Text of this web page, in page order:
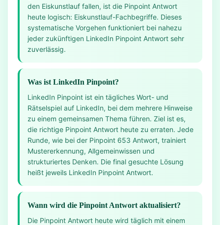
den Eiskunstlauf fallen, ist die Pinpoint Antwort
heute logisch: Eiskunstlauf-Fachbegriffe. Dieses
systematische Vorgehen funktioniert bei nahezu
jeder zukünftigen LinkedIn Pinpoint Antwort sehr
zuverlässig.
Was ist LinkedIn Pinpoint?
LinkedIn Pinpoint ist ein tägliches Wort- und
Rätselspiel auf LinkedIn, bei dem mehrere Hinweise
zu einem gemeinsamen Thema führen. Ziel ist es,
die richtige Pinpoint Antwort heute zu erraten. Jede
Runde, wie bei der Pinpoint 653 Antwort, trainiert
Mustererkennung, Allgemeinwissen und
strukturiertes Denken. Die final gesuchte Lösung
heißt jeweils LinkedIn Pinpoint Antwort.
Wann wird die Pinpoint Antwort aktualisiert?
Die Pinpoint Antwort heute wird täglich mit einem